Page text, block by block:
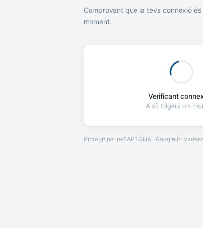
Comprovant que la teva connexió és
moment.
Verificant
Això trigarà un
Protegit per reCAPTCHA · Google Privadesa